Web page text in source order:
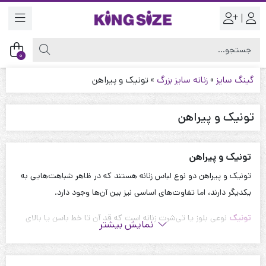
|
0
گینگ سایز »زنانه سایز بزرگ »تونیک و پیراهن
تونیک و پیراهن
تونیک و پیراهن
تونیک و پیراهن دو نوع لباس زنانه هستند که در ظاهر شباهت‌هایی به
یکدیگر دارند، اما تفاوت‌های اساسی نیز بین آن‌ها وجود دارد.
تونیک نوعی بلوز یا تی‌شرت زنانه است که قد آن تا خط باسن یا بالای
زانو است. تونیک‌ها معمولاً گشاد و راحت هستند و می‌توان آن‌ها را با
دامن، شلوار، یا لگ پوشید. تونیک‌ها در انواع مختلفی از جنس‌ها،
نمایش بیشتر